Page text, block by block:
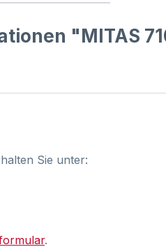
"MITAS
Sie unter:
.